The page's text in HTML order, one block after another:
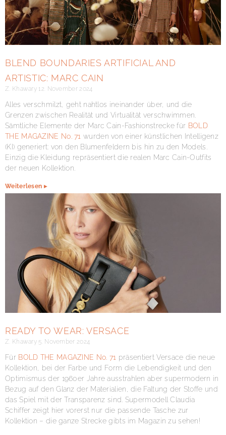
BLEND BOUNDARIES ARTIFICIAL AND
ARTISTIC: MARC CAIN
Z. Khawary 12. November 2024
Alles verschmilzt, geht nahtlos ineinander über, und die
Grenzen zwischen Realität und Virtualität verschwimmen.
Sämtliche Elemente der Marc Cain-Fashionstrecke für BOLD
THE MAGAZINE No. 71 wurden von einer künstlichen Intelligenz
(KI) generiert: von den Blumenfeldern bis hin zu den Models.
Einzig die Kleidung repräsentiert die realen Marc Cain-Outfits
der neuen Kollektion.
Weiterlesen ▸
READY TO WEAR: VERSACE
Z. Khawary 5. November 2024
Für BOLD THE MAGAZINE No. 71 präsentiert Versace die neue
Kollektion, bei der Farbe und Form die Lebendigkeit und den
Optimismus der 1960er Jahre ausstrahlen aber supermodern in
Bezug auf den Glanz der Materialien, die Faltung der Stoffe und
das Spiel mit der Transparenz sind. Supermodell Claudia
Schiffer zeigt hier vorerst nur die passende Tasche zur
Kollektion – die ganze Strecke gibts im Magazin zu sehen!